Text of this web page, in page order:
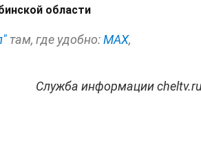
области
там, где удобно:МАХ,
Служба информации cheltv.ru